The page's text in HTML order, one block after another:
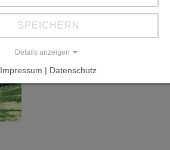
SPEICHERN
Details anzeigen
Impressum | Datenschutz